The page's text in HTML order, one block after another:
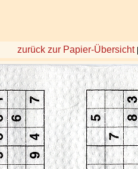
zurück zur Papier-Übersicht